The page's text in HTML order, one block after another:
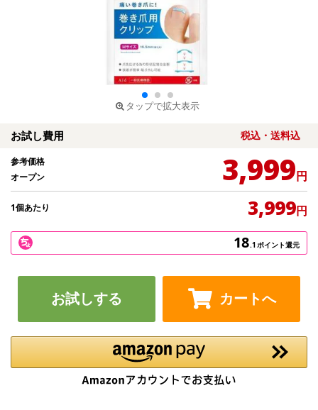
タップで拡大表示
お試し費用 税込・送料込
参考価格
オープン
3,999円
1個あたり 3,999円
18.1ポイント還元
お試しする カートへ